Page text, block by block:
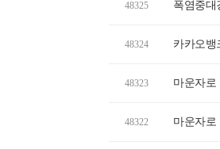
48325 폭염중대
48324 카카오뱅
48323 마운자로
48322 마운자로